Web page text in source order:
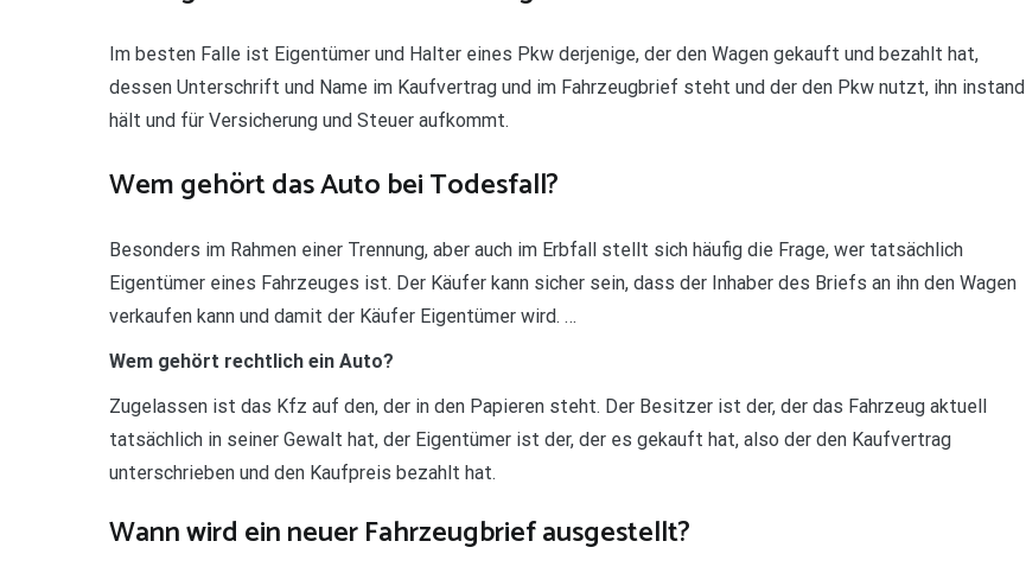
Im besten Falle ist Eigentümer und Halter eines Pkw derjenige, der den Wagen gekauft und bezahlt hat,
dessen Unterschrift und Name im Kaufvertrag und im Fahrzeugbrief steht und der den Pkw nutzt, ihn instand
hält und für Versicherung und Steuer aufkommt.
Wem gehört das Auto bei Todesfall?
Besonders im Rahmen einer Trennung, aber auch im Erbfall stellt sich häufig die Frage, wer tatsächlich
Eigentümer eines Fahrzeuges ist. Der Käufer kann sicher sein, dass der Inhaber des Briefs an ihn den Wagen
verkaufen kann und damit der Käufer Eigentümer wird. …
Wem gehört rechtlich ein Auto?
Zugelassen ist das Kfz auf den, der in den Papieren steht. Der Besitzer ist der, der das Fahrzeug aktuell
tatsächlich in seiner Gewalt hat, der Eigentümer ist der, der es gekauft hat, also der den Kaufvertrag
unterschrieben und den Kaufpreis bezahlt hat.
Wann wird ein neuer Fahrzeugbrief ausgestellt?